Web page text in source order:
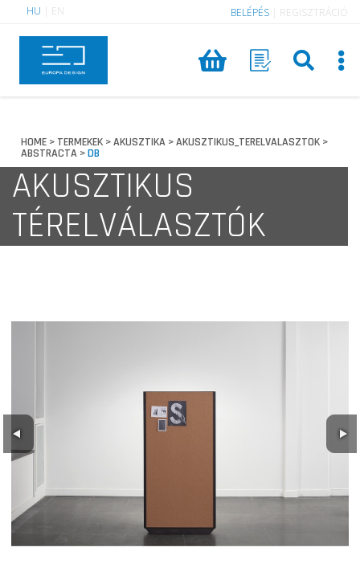
HU EN BELÉPÉS REGISZTRÁCIÓ
HOME > TERMEKEK >AKUSZTIKA >AKUSZTIKUS_TERELVALASZTOK >
ABSTRACTA >DB
AKUSZTIKUS
TÉRELVÁLASZTÓK